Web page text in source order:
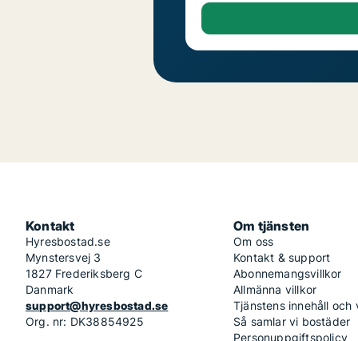
Kontakt
Hyresbostad.se
Mynstersvej 3
1827 Frederiksberg C
Danmark
support@hyresbostad.se
Org. nr: DK38854925
Om tjänsten
Om oss
Kontakt & support
Abonnemangsvillkor
Allmänna villkor
Tjänstens innehåll och
Så samlar vi bostäder
Personuppgiftspolicy